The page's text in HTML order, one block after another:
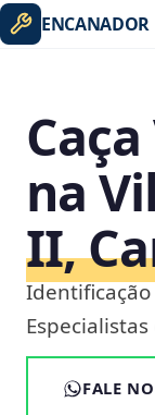
ENCANADOR
na
II,
FALE